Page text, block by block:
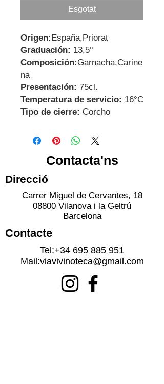
Esgotat
Origen:España,Priorat
Graduación: 13,5°
Composición:Garnacha,Carine
na
Presentación: 75cl.
Temperatura de servicio: 16°C
Tipo de cierre: Corcho
Contacta'ns
Direcció
Carrer Miguel de Cervantes, 18
08800 Vilanova i la Geltrú
Barcelona
Contacte
Tel:+34 695 885 951
Mail:viavivinoteca@gmail.com